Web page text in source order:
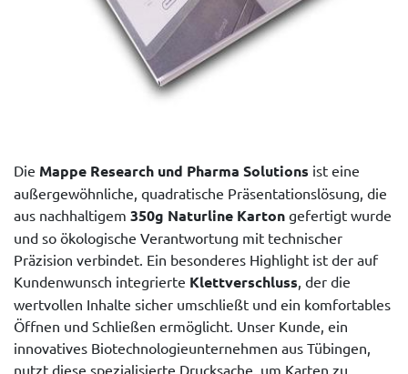
Die Mappe Research und Pharma Solutions ist eine
außergewöhnliche, quadratische Präsentationslösung, die
aus nachhaltigem 350g Naturline Karton gefertigt wurde
und so ökologische Verantwortung mit technischer
Präzision verbindet. Ein besonderes Highlight ist der auf
Kundenwunsch integrierte Klettverschluss , der die
wertvollen Inhalte sicher umschließt und ein komfortables
Öffnen und Schließen ermöglicht. Unser Kunde, ein
innovatives Biotechnologieunternehmen aus Tübingen,
nutzt diese spezialisierte Drucksache, um Karten zu